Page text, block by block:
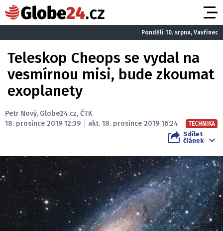
Pondělí 10. srpna, Vavřinec
Teleskop Cheops se vydal na
vesmírnou misi, bude zkoumat
exoplanety
Petr Nový, Globe24.cz, ČTK
18. prosince 2019 12:39
akt. 18. prosince 2019 16:24 TECHNIKA
Sdílet
článek